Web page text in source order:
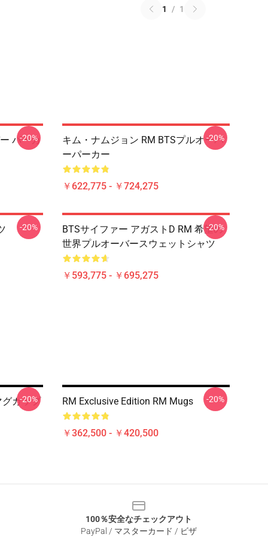
1 / 1
パーカ
-20%
キム・ナムジョン RM BTSプルオーバ
ーパーカー
￥622,775 - ￥724,275
-20%
-20%
BTSサイファー アガストD RM 希望の
世界プルオーバースウェットシャツ
￥593,775 - ￥695,275
-20%
カップ
-20% RM Exclusive Edition RM Mugs
￥362,500 - ￥420,500
-20%
100％安全なチェックアウト
PayPal / マスターカード / ビザ